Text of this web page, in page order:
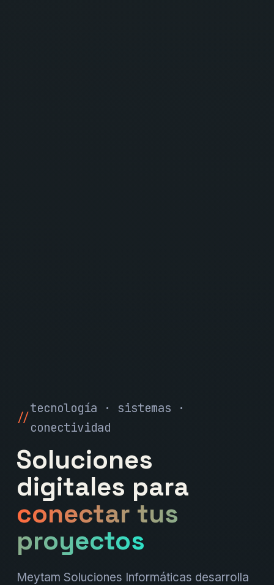
tecnología · sistemas ·
conectividad
Soluciones
digitales para
conectar tus
proyectos
Meytam Soluciones Informáticas desarrolla